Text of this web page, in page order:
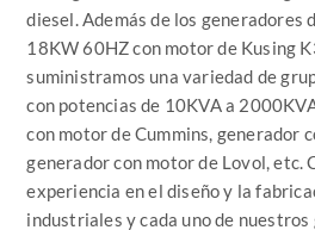
diesel. Además de los generadores
18KW 60HZ con motor de Kusing
suministramos una variedad de
con potencias de 10KVA a
con motor de Cummins, generador
generador con motor de Lovol, etc.
experiencia en el diseño y la
industriales y cada uno de